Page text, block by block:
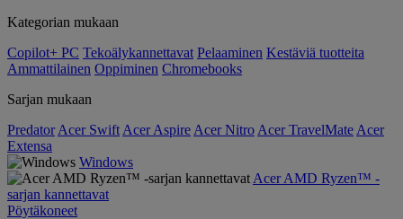
Kategorian mukaan
Copilot+ PC Tekoälykannettavat Pelaaminen Kestäviä tuotteita
Ammattilainen Oppiminen Chromebooks
Sarjan mukaan
Predator Acer Swift Acer Aspire Acer Nitro Acer TravelMate Acer
Extensa
Windows
Acer AMD Ryzen™ -
sarjan kannettavat
Pöytäkoneet